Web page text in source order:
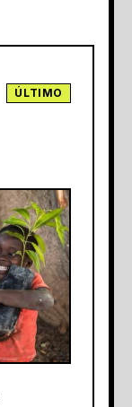
ÚLTIMO